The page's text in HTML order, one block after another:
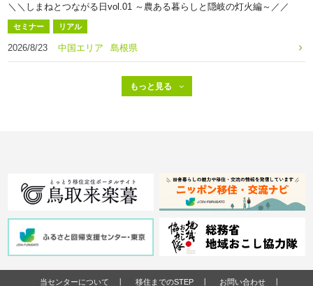
＼＼しまねとつながる日vol.01 ～農ある暮らしと隠岐の灯火編～／／
セミナー リアル
2026/8/23 中国エリア 島根県
当センターについて 移住までのSTEP お問い合わせ